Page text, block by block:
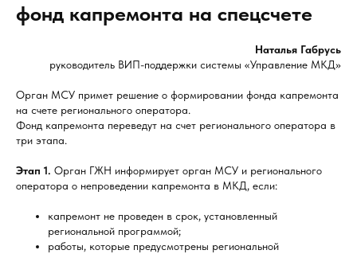
фонд капремонта на спецсчете
Наталья Габрусь
руководитель ВИП-поддержки системы «Управление МКД»
Орган МСУ примет решение о формировании фонда капремонта
на счете регионального оператора.
Фонд капремонта переведут на счет регионального оператора в
три этапа.
Этап 1. Орган ГЖН информирует орган МСУ и регионального
оператора о непроведении капремонта в МКД, если:
капремонт не проведен в срок, установленный
региональной программой;
работы, которые предусмотрены региональной